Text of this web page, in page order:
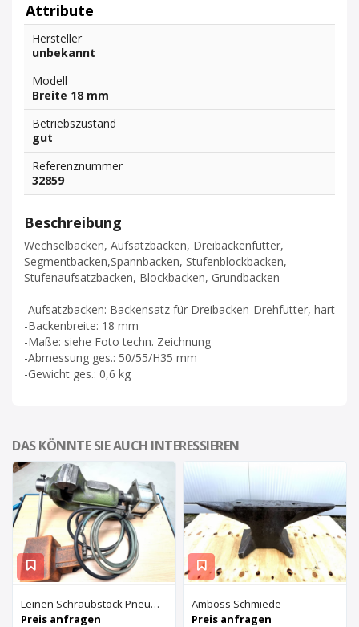
Attribute
Hersteller
unbekannt
Modell
Breite 18 mm
Betriebszustand
gut
Referenznummer
32859
Beschreibung
Wechselbacken, Aufsatzbacken, Dreibackenfutter,
Segmentbacken,Spannbacken, Stufenblockbacken,
Stufenaufsatzbacken, Blockbacken, Grundbacken
-Aufsatzbacken: Backensatz für Dreibacken-Drehfutter, hart
-Backenbreite: 18 mm
-Maße: siehe Foto techn. Zeichnung
-Abmessung ges.: 50/55/H35 mm
-Gewicht ges.: 0,6 kg
DAS KÖNNTE SIE AUCH INTERESSIEREN
Leinen Schraubstock Pneumatisch
Preis anfragen
Amboss Schmiede
Preis anfragen